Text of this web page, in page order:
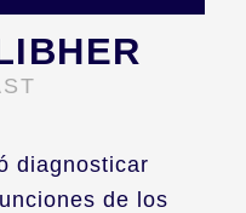
diagnosticar
de los